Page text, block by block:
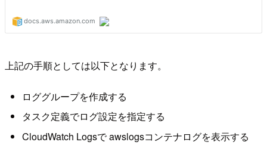
上記の手順としては以下となります。
ロググループを作成する
タスク定義でログ設定を指定する
CloudWatch Logsで awslogsコンテナログを表示する